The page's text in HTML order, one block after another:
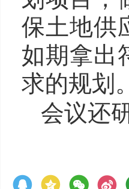
保土地供
如期拿出
求的规划。
会议还